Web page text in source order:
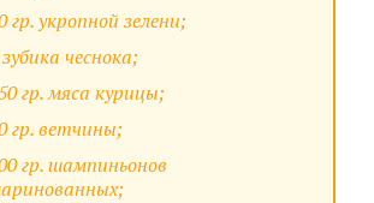
гр. укропной зелени;
чеснока;
гр. мяса курицы;
гр. ветчины;
гр. шампиньонов